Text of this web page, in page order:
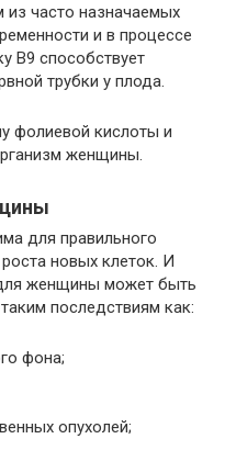
из часто назначаемых
и в процессе
В9 способствует
трубки у плода.
фолиевой кислоты и
женщины.
для правильного
новых клеток. И
женщины может быть
последствиям как:
фона;
опухолей;